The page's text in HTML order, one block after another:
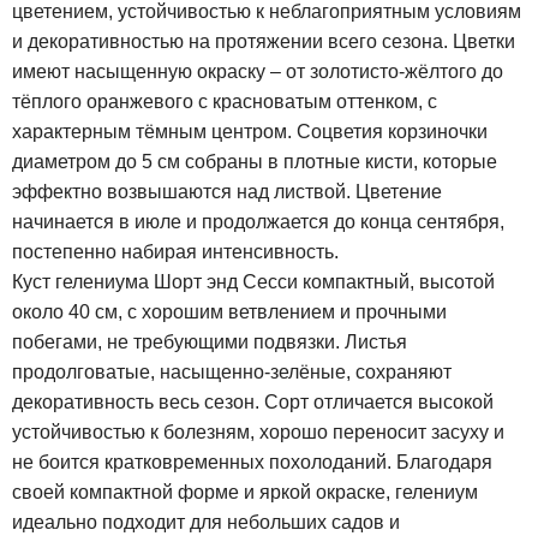
цветением, устойчивостью к неблагоприятным условиям
и декоративностью на протяжении всего сезона. Цветки
имеют насыщенную окраску – от золотисто-жёлтого до
тёплого оранжевого с красноватым оттенком, с
характерным тёмным центром. Соцветия корзиночки
диаметром до 5 см собраны в плотные кисти, которые
эффектно возвышаются над листвой. Цветение
начинается в июле и продолжается до конца сентября,
постепенно набирая интенсивность.
Куст гелениума Шорт энд Сесси компактный, высотой
около 40 см, с хорошим ветвлением и прочными
побегами, не требующими подвязки. Листья
продолговатые, насыщенно-зелёные, сохраняют
декоративность весь сезон. Сорт отличается высокой
устойчивостью к болезням, хорошо переносит засуху и
не боится кратковременных похолоданий. Благодаря
своей компактной форме и яркой окраске, гелениум
идеально подходит для небольших садов и